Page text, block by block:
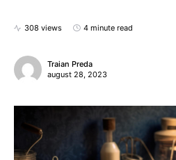
308 views 4 minute read
Traian Preda
august 28, 2023